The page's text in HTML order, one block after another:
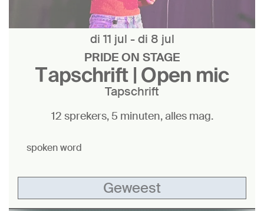
Tapschrift | Open mic
Tapschrift
PRIDE ON STAGE
di 11 jul -di 8 jul
12 sprekers, 5 minuten, alles mag.
spoken word
Geweest